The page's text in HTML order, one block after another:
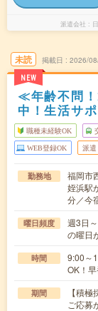
派遣会社
未読
NEW
掲載日 2026/
≪年齢不問
中！生活サ
職種未経験OK
WEB登録OK 派遣
勤務地
福岡市
姪浜駅
分／今
曜日頻度
週3日
の曜日
時間
9:00～
OK！
期間
【積
ご応募